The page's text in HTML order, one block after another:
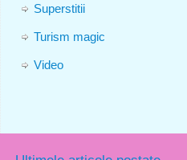
Superstitii
Turism magic
Video